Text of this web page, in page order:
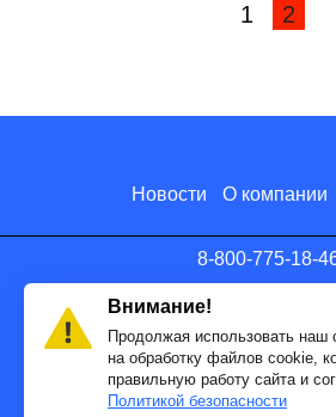
1 2
Новости О компании
8-800-775-18-
info@antenna.ru
Внимание!
Продолжая использовать наш
на обработку файлов cookie,
правильную работу сайта и
Политикой безопасности